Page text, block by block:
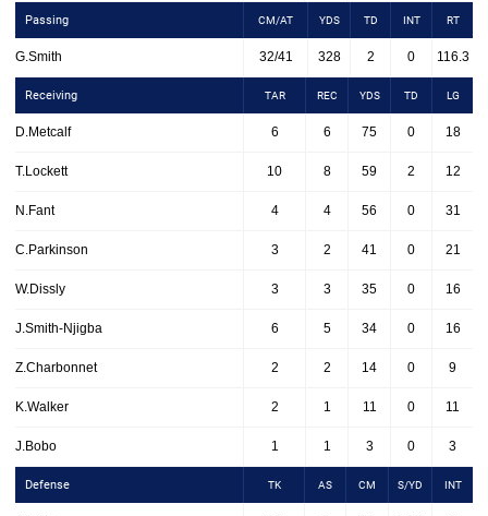
Passing CM/AT YDS TD INT RT
G.Smith 32/41 328 2 0 116.3
Receiving TAR REC YDS TD LG
D.Metcalf 6 6 75 0 18
T.Lockett 10 8 59 2 12
N.Fant 4 4 56 0 31
C.Parkinson 3 2 41 0 21
W.Dissly 3 3 35 0 16
J.Smith-Njigba 6 5 34 0 16
Z.Charbonnet 2 2 14 0 9
K.Walker 2 1 11 0 11
J.Bobo 1 1 3 0 3
Defense TK AS CM S/YD INT